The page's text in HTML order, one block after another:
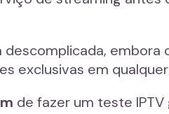
descomplicada,
exclusivas em
de fazer um teste